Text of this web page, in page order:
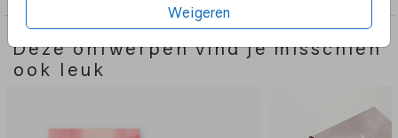
Weigeren
Deze ontwerpen vind je misschien
ook leuk